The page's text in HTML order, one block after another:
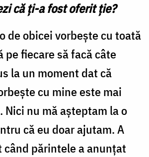
că ți-a fost oferit ție?
de obicei vorbește cu toată
pe fiecare să facă câte
la un moment dat că
cu mine este mai
nu mă așteptam la o
că eu doar ajutam. A
părintele a anunțat